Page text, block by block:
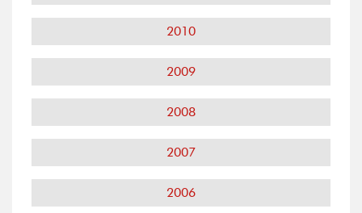
2010
2009
2008
2007
2006